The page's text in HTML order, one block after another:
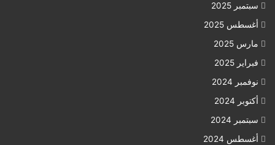
سبتمبر 2025
أغسطس 2025
مارس 2025
فبراير 2025
نوفمبر 2024
أكتوبر 2024
سبتمبر 2024
أغسطس 2024